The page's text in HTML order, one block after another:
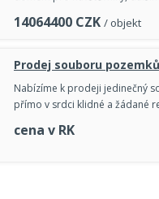
14064400 CZK / objekt
Prodej souboru
Nabízíme k prodeji jedinečný
přímo v srdci klidné a žádané
cena v RK